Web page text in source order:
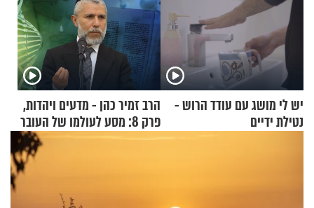
יש לי מושג עם עודד הרוש -
נטילת ידיים
הרב זמיר כהן - מדעים ויהדות,
פרק 8: מסע לעולמו של העובר